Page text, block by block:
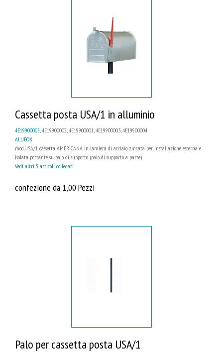
Cassetta posta USA/1 in alluminio
4E19900005 , 4E19900002, 4E19900001, 4E19900003, 4E19900004
ALUBOX
mod.USA/1 cassetta AMERICANA in lamiera di acciaio zincata per installazione esterna e
isolata portante su palo di supporto (palo di supporto a parte)
Vedi altri 5 articoli collegati
confezione da 1,00 Pezzi
Palo per cassetta posta USA/1